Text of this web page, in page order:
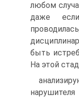
любом
даже
быть
На этой